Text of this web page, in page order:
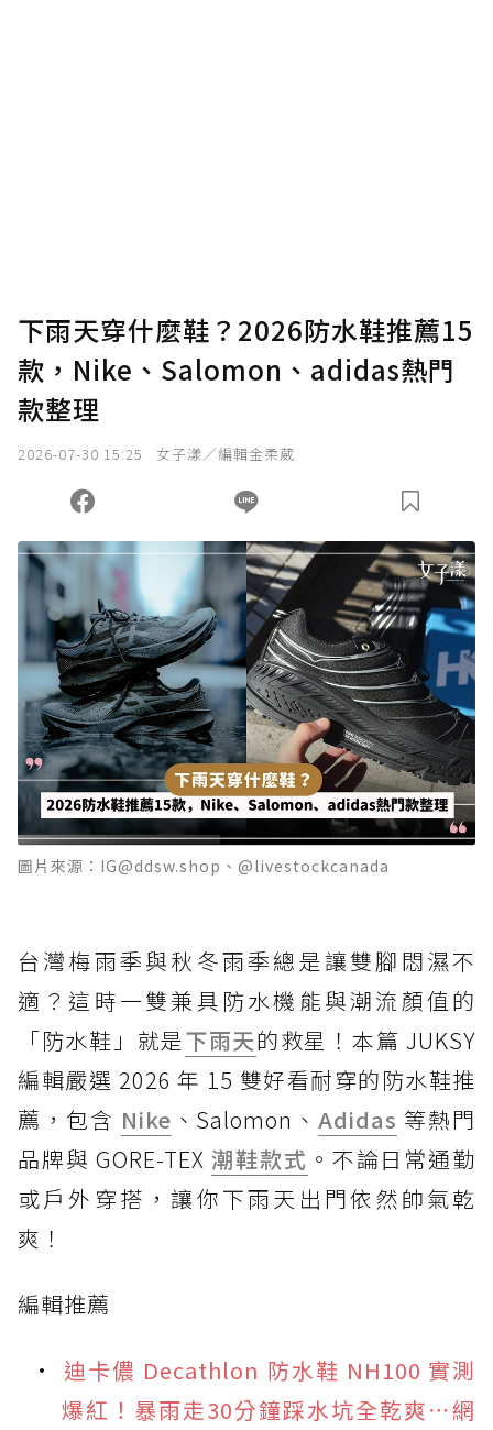
下雨天穿什麼鞋？2026防水鞋推薦15
款，Nike、Salomon、adidas熱門
款整理
2026-07-30 15:25 女子漾／編輯金柔葳
圖片來源：IG@ddsw.shop、@livestockcanada
台灣梅雨季與秋冬雨季總是讓雙腳悶濕不
適？這時一雙兼具防水機能與潮流顏值的
「防水鞋」就是下雨天的救星！本篇 JUKSY
編輯嚴選 2026 年 15 雙好看耐穿的防水鞋推
薦，包含 Nike 、Salomon、Adidas 等熱門
品牌與 GORE-TEX 潮鞋款式 。不論日常通勤
或戶外穿搭，讓你下雨天出門依然帥氣乾
爽！
編輯推薦
迪卡儂 Decathlon 防水鞋 NH100 實測
爆紅！暴雨走30分鐘踩水坑全乾爽⋯網